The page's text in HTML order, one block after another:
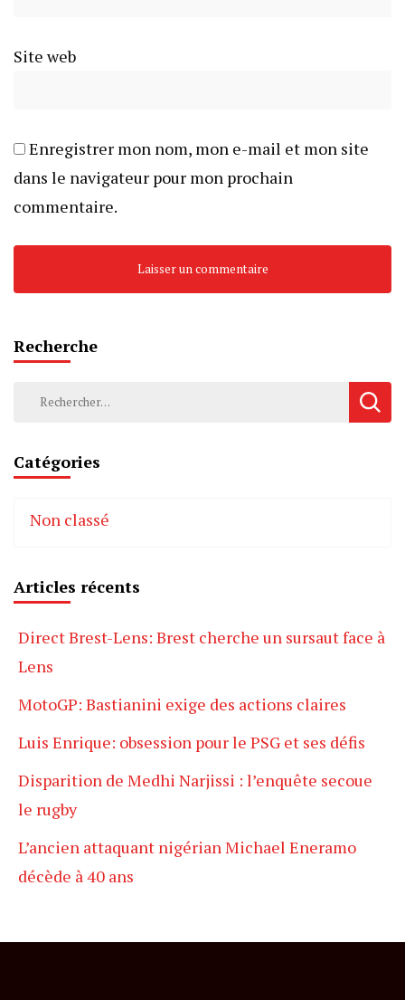
Site web
Enregistrer mon nom, mon e-mail et mon site
dans le navigateur pour mon prochain
commentaire.
Recherche
Rechercher :
Catégories
Non classé
Articles récents
Direct Brest-Lens: Brest cherche un sursaut face à
Lens
MotoGP: Bastianini exige des actions claires
Luis Enrique: obsession pour le PSG et ses défis
Disparition de Medhi Narjissi : l’enquête secoue
le rugby
L’ancien attaquant nigérian Michael Eneramo
décède à 40 ans